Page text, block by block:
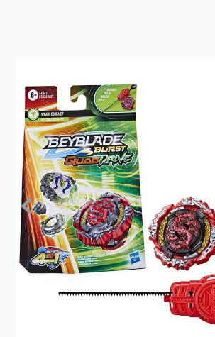
boneca
pokemon
jogos
rainbow high